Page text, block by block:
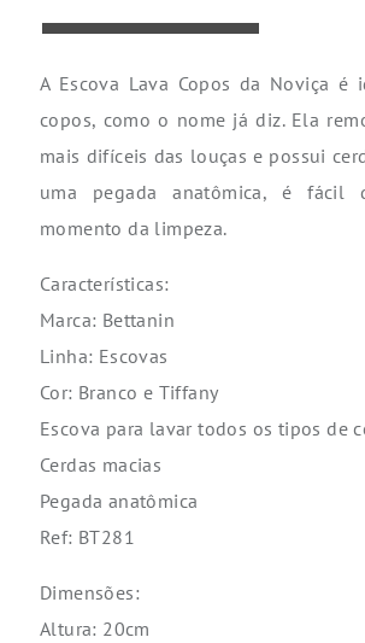
A Escova Lava Copos da Noviça é
copos, como o nome já diz. Ela
mais difíceis das louças e possui
uma pegada anatômica, é fácil
momento da limpeza.
Características:
Marca: Bettanin
Linha: Escovas
Cor: Branco e Tiffany
Escova para lavar todos os tipos de
Cerdas macias
Pegada anatômica
Ref: BT281
Dimensões:
Altura: 20cm